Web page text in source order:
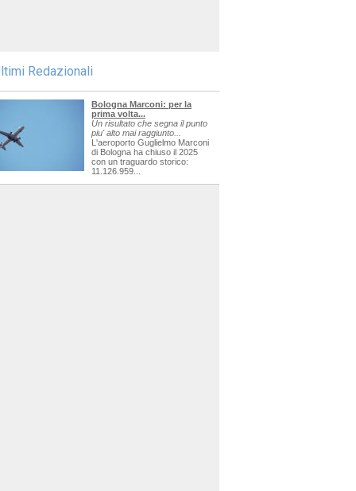
Redazionali
Bologna Marconi: per la
prima volta...
Un risultato che segna il punto
piu' alto mai raggiunto...
L'aeroporto Guglielmo Marconi
di Bologna ha chiuso il 2025
con un traguardo storico:
11.126.959...